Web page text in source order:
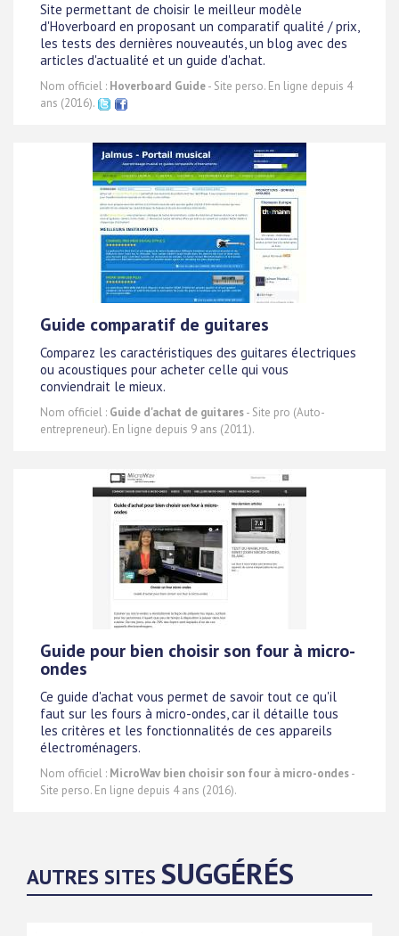
Site permettant de choisir le meilleur modèle
d'Hoverboard en proposant un comparatif qualité / prix,
les tests des dernières nouveautés, un blog avec des
articles d'actualité et un guide d'achat.
Nom officiel : Hoverboard Guide- Site perso. En ligne depuis 4
ans (2016).
Guide comparatif de guitares
Comparez les caractéristiques des guitares électriques
ou acoustiques pour acheter celle qui vous
conviendrait le mieux.
Nom officiel : Guide d'achat de guitares- Site pro (Auto-
entrepreneur). En ligne depuis 9 ans (2011).
Guide pour bien choisir son four à micro-
ondes
Ce guide d'achat vous permet de savoir tout ce qu'il
faut sur les fours à micro-ondes, car il détaille tous
les critères et les fonctionnalités de ces appareils
électroménagers.
Nom officiel : MicroWav bien choisir son four à micro-ondes-
Site perso. En ligne depuis 4 ans (2016).
AUTRES SITES SUGGÉRÉS